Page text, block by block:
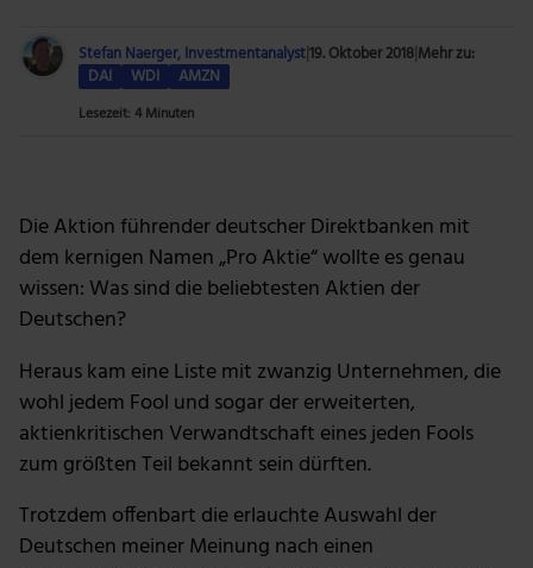
Stefan Naerger, Investmentanalyst19. Oktober 2018Mehr zu:
DAI
WDI AMZN
Lesezeit: 4 Minuten
Die Aktion führender deutscher Direktbanken mit
dem kernigen Namen „Pro Aktie“ wollte es genau
wissen: Was sind die beliebtesten Aktien der
Deutschen?
Heraus kam eine Liste mit zwanzig Unternehmen, die
wohl jedem Fool und sogar der erweiterten,
aktienkritischen Verwandtschaft eines jeden Fools
zum größten Teil bekannt sein dürften.
Trotzdem offenbart die erlauchte Auswahl der
Deutschen meiner Meinung nach einen